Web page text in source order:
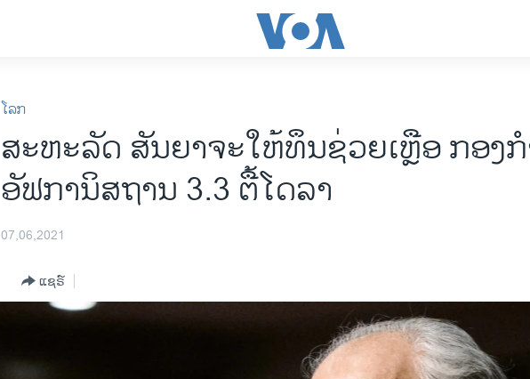
ໂລກ
ສະຫະລັດ ສັນຍາຈະໃຫ້ທຶນຊ່ວຍເຫຼືອ ກອງ
ອັຟການິສຖານ 3.3 ຕື້ໂດລາ
07,06,2021
ແຊຣ໌